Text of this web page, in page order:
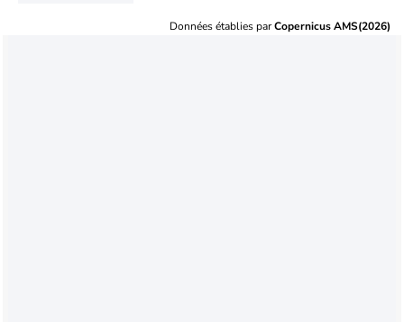
Données établies parCopernicus AMS(2026)